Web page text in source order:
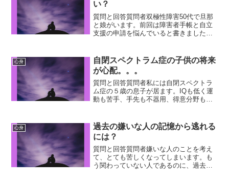
い？
質問と回答質問者双極性障害50代で旦那
と娘がいます。前回は障害者手帳と自立
支援の申請を悩んでいると書きました
がグレーゾーンで確定診断が出なかった
からです。私の所は田舎...
心身
自閉スペクトラム症の子供の将来
が心配。。。
質問と回答質問者私には自閉スペクトラ
ム症の５歳の息子が居ます。IQも低く運
動も苦手、手先も不器用、得意分野も無
ってますが、子供の将来が心配で仕方な
いです。将来出来る仕...
心身
過去の嫌いな人の記憶から逃れる
には？
質問と回答質問者嫌いな人のことを考え
て、とても苦しくなってしまいます。も
う関わっていない人であるのに、過去に